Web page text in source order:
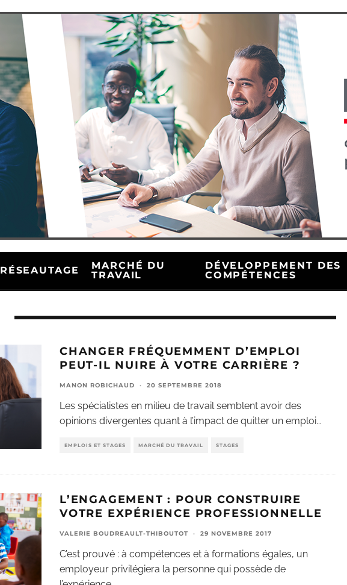
RÉSEAUTAGE
MARCHÉ DU
TRAVAIL
DÉVELOPPEMENT DES
COMPÉTENCES
CHANGER FRÉQUEMMENT D’EMPLOI
PEUT-IL NUIRE À VOTRE CARRIÈRE ?
MANON ROBICHAUD · 20 SEPTEMBRE 2018
Les spécialistes en milieu de travail semblent avoir des
opinions divergentes quant à l’impact de quitter un emploi...
EMPLOIS ET STAGES MARCHÉ DU TRAVAIL STAGES
L’ENGAGEMENT : POUR CONSTRUIRE
VOTRE EXPÉRIENCE PROFESSIONNELLE
VALERIE BOUDREAULT-THIBOUTOT · 29 NOVEMBRE 2017
C’est prouvé : à compétences et à formations égales, un
employeur privilégiera la personne qui possède de